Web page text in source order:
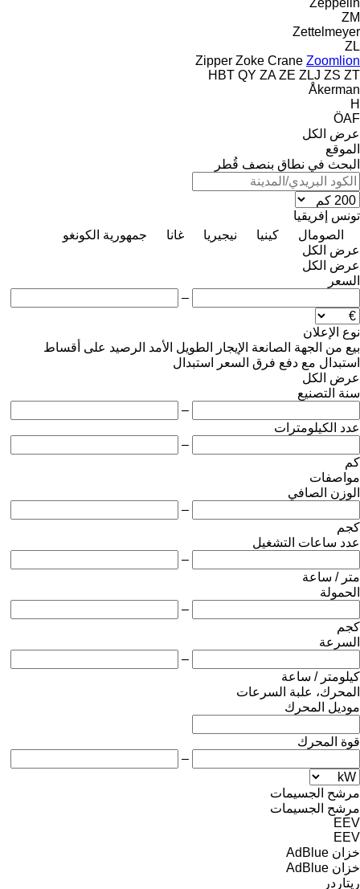
ZM
Zettelmeyer
ZL
Zipper Zoke Crane Zoomlion
HBT QY ZA ZE ZLJ ZS ZT
Åkerman
H
ÖAF
عرض الكل
الموقع
البحث في نطاق بنصف قُطر
تونس إفريقيا
الصومال
كينيا نيجيريا غانا
جمهورية الكونغو
عرض الكل
عرض الكل
السعر
–
نوع الإعلان
بيع من الجهة الصانعة الإيجار الطويل الأمد الرصيد على أقساط
استبدال مع دفع فرق السعر
استبدال
عرض الكل
سنة التصنيع
–
عدد الكيلومترات
–
كم
مواصفات
الوزن الصافي
–
كجم
عدد ساعات التشغيل
–
متر / ساعة
الحمولة
–
كجم
السرعة
–
كيلومتر / ساعة
المحرك، علبة السرعات
موديل المحرك
قوة المحرك
–
مرشح الجسيمات
مرشح الجسيمات
EEV
EEV
خزان AdBlue
خزان AdBlue
ريتاردر